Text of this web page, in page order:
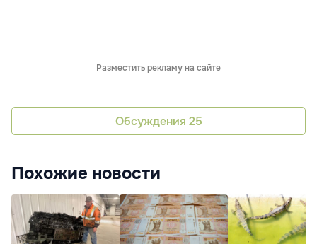
Разместить рекламу на сайте
Обсуждения 25
Похожие новости